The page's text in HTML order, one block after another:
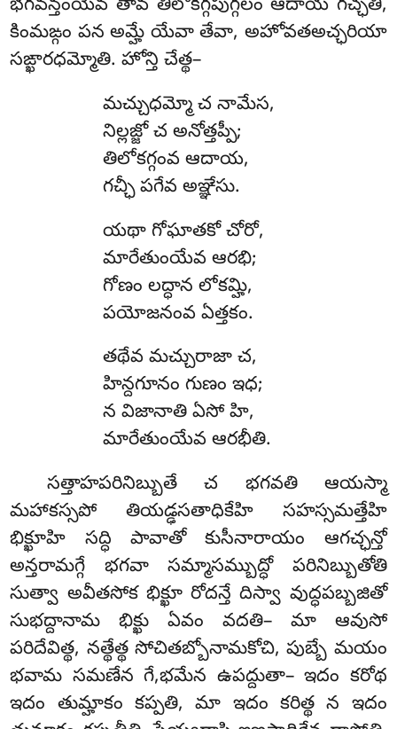
భగవన్తంయేవ తావ తిలోకగ్గపుగ్గలం ఆదాయ గచ్ఛతి,
కింమఙ్గం పన అమ్హే యేవా తేవా, అహోవతఅచ్ఛరియా
సఙ్ఖారధమ్మోతి. హోన్తి చేత్థ–
మచ్చుధమ్మో చ నామేస,
నిల్లజ్జో చ అనోత్తప్పీ;
తిలోకగ్గంవ ఆదాయ,
గచ్ఛీ పగేవ అఞ్ఞేసు.
యథా గోఘాతకో చోరో,
మారేతుంయేవ ఆరభి;
గోణం లద్ధాన లోకమ్హి,
పయోజనంవ ఏత్తకం.
తథేవ మచ్చురాజా చ,
హిన్దగూనం గుణం ఇధ;
న విజానాతి ఏసో హి,
మారేతుంయేవ ఆరభీతి.
సత్తాహపరినిబ్బుతే చ భగవతి ఆయస్మా
మహాకస్సపో తియడ్ఢసతాధికేహి సహస్సమత్తేహి
భిక్ఖూహి సద్ధి పావాతో కుసీనారాయం ఆగచ్ఛన్తో
అన్తరామగ్గే భగవా సమ్మాసమ్బుద్ధో పరినిబ్బుతోతి
సుత్వా అవీతసోక భిక్ఖూ రోదన్తే దిస్వా వుద్ధపబ్బజితో
సుభద్దానామ భిక్ఖు ఏవం వదతి– మా ఆవుసో
పరిదేవిత్థ, నత్థేత్థ సోచితబ్బోనామకోచి, పుబ్బే మయం
భవామ సమణేన గే,భమేన ఉపద్దుతా– ఇదం కరోథ
ఇదం తుమ్హాకం కప్పతి, మా ఇదం కరిత్థ న ఇదం